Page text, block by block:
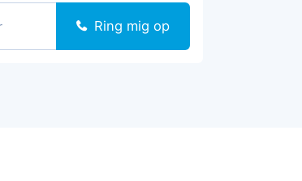
Ring mig op